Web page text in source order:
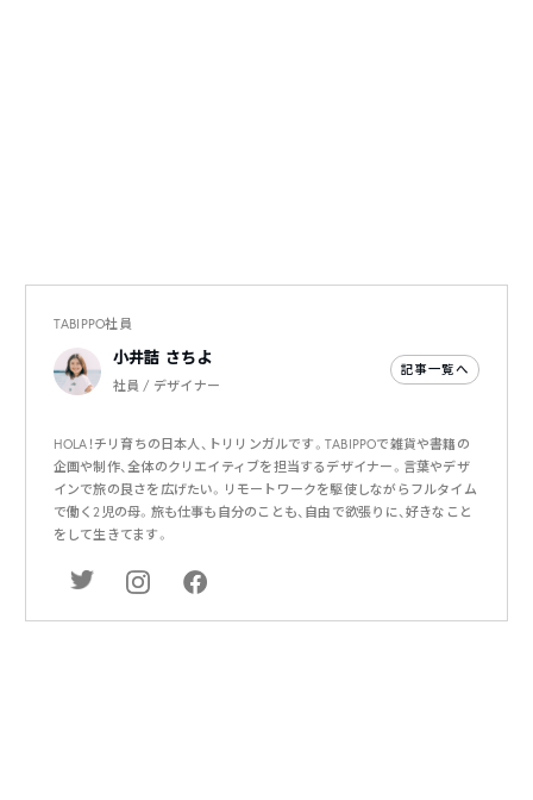
TABIPPO社員
小井詰 さちよ
社員 / デザイナー
記事一覧へ
HOLA！チリ育ちの日本人、トリリンガルです。TABIPPOで雑貨や書籍の
企画や制作、全体のクリエイティブを担当するデザイナー。言葉やデザ
インで旅の良さを広げたい。リモートワークを駆使しながらフルタイム
で働く2児の母。旅も仕事も自分のことも、自由で欲張りに、好きなこと
をして生きてます。